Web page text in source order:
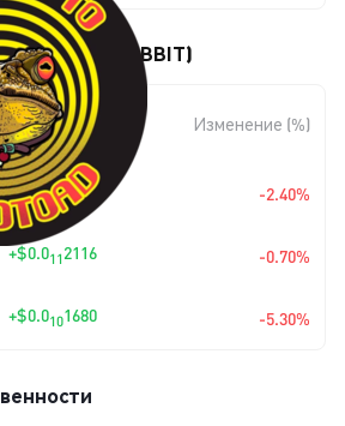
Meme (RIBBIT)
Изменение
суммы
Изменение (%)
+$0.0117384 -2.40%
+$0.0112116 -0.70%
+$0.0101680 -5.30%